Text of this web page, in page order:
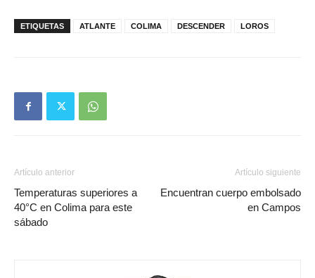
ETIQUETAS ATLANTE COLIMA DESCENDER LOROS
Artículo anterior
Temperaturas superiores a
40°C en Colima para este
sábado
Artículo siguiente
Encuentran cuerpo embolsado
en Campos